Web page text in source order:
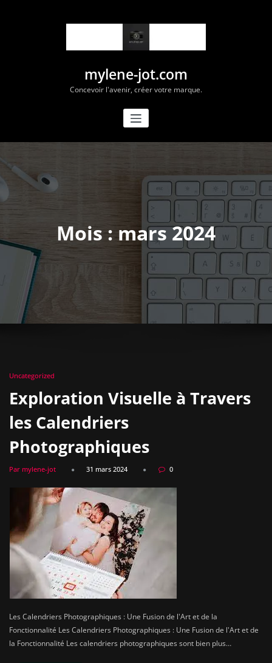
mylene-jot.com
Concevoir l'avenir, créer votre marque.
Mois :mars 2024
Uncategorized
Exploration Visuelle à Travers
les Calendriers
Photographiques
Par mylene-jot 31 mars 2024 0
Les Calendriers Photographiques : Une Fusion de l'Art et de la
Fonctionnalité Les Calendriers Photographiques : Une Fusion de l'Art et de
la Fonctionnalité Les calendriers photographiques sont bien plus…